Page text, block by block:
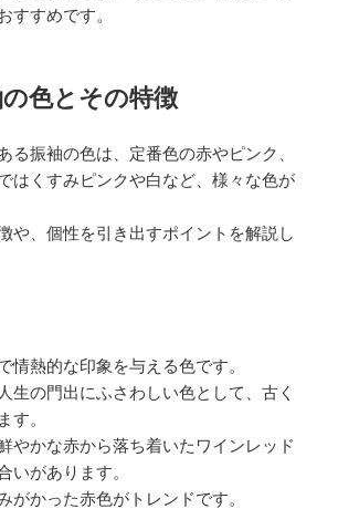
すすめです。
色とその特徴
る振袖の色は、定番色の赤やピンク、
はくすみピンクや白など、様々な色が
や、個性を引き出すポイントを解説し
情熱的な印象を与える色です。
生の門出にふさわしい色として、古く
す。
やかな赤から落ち着いたワインレッド
いがあります。
がかった赤色がトレンドです。